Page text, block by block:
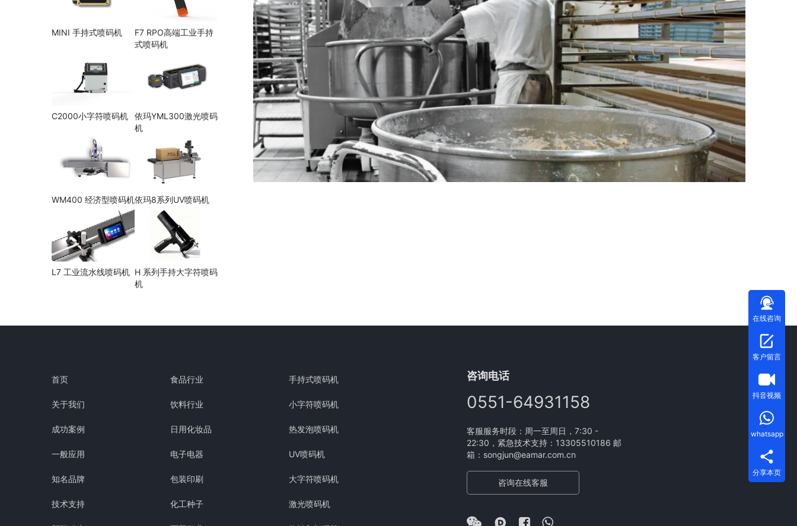
MINI 手持式喷码机
F7 RPO高端工业手持
式喷码机
C2000小字符喷码机
依玛YML300激光喷码
机
WM400 经济型喷码机依玛8系列UV喷码机
L7 工业流水线喷码机 H 系列手持大字符喷码
机
首页
关于我们
成功案例
一般应用
知名品牌
技术支持
食品行业
饮料行业
日用化妆品
电子电器
包装印刷
化工种子
手持式喷码机
小字符喷码机
热发泡喷码机
UV喷码机
大字符喷码机
激光喷码机
咨询电话
0551-64931158
客服服务时段：周一至周日，7:30 -
22:30，紧急技术支持：13305510186 邮
箱：songjun@eamar.com.cn
咨询在线客服
在线咨询
客户留言
抖音视频
whatsapp
分享本页